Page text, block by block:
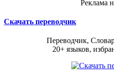
Реклама
Скачать переводчик
Переводчик,
20+ языков,